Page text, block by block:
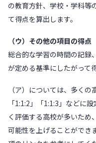
の教育方針、学校・学科等
て得点を算出します。
（ウ）その他の項目の得点
総合的な学習の時間の記録
が定める基準にしたがって
（ア）については、多く
「1:1:2」「1:1:3」などに
く評価する高校が多いた
可能性を上げることができ